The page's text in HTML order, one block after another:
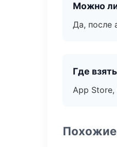
Можно
Да, после
Где
App Store,
Похожие